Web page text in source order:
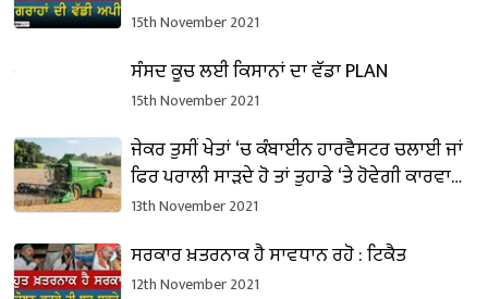
15th November 2021
ਸੰਸਦ ਕੂਚ ਲਈ ਕਿਸਾਨਾਂ ਦਾ ਵੱਡਾ PLAN
15th November 2021
ਜੇਕਰ ਤੁਸੀਂ ਖੇਤਾਂ ‘ਚ ਕੰਬਾਈਨ ਹਾਰਵੈਸਟਰ ਚਲਾਈ ਜਾਂ
ਫਿਰ ਪਰਾਲੀ ਸਾੜਦੇ ਹੋ ਤਾਂ ਤੁਹਾਡੇ ‘ਤੇ ਹੋਵੇਗੀ ਕਾਰਵਾਈ,
ਪੜ੍ਹੋ ਪੂਰੀ ਜਾਣਕਰੀ
13th November 2021
ਸਰਕਾਰ ਖ਼ਤਰਨਾਕ ਹੈ ਸਾਵਧਾਨ ਰਹੋ : ਟਿਕੈਤ
12th November 2021